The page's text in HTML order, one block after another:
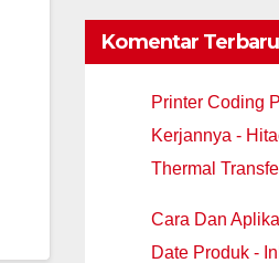
Komentar Terbaru
Printer Coding
Kerjannya -
Thermal
Cara Dan
Date Produk -